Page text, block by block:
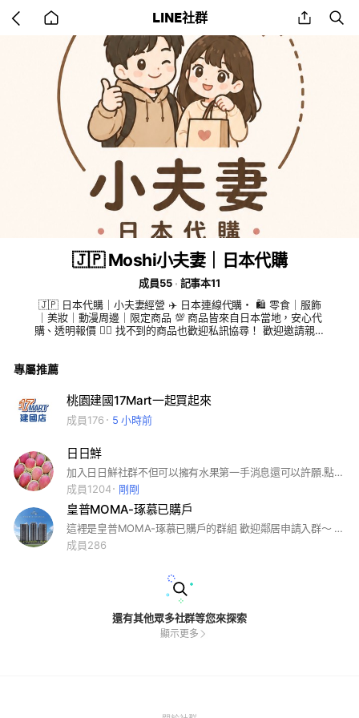
back
to
home
LINE社群 share
🇯🇵 Moshi小夫妻｜日本代購
成員55
記事本11
🇯🇵 日本代購｜小夫妻經營 ✈️ 日本連線代購・ 🛍️ 零食｜服飾
｜美妝｜動漫周邊｜限定商品 💯 商品皆來自日本當地，安心代
購、透明報價 🙋‍♀️ 找不到的商品也歡迎私訊協尋！ 歡迎邀請親朋
專屬推薦
桃園建國17Mart一起買起來
成員176 5 小時前
日日鮮
加入日日鮮社群不但可以擁有水果第一手消息還可以許願.點餐.留貨.偶爾來個群組優惠或週年慶等等..歡迎您加入這個大家庭哦！ 為什麼要創立社群？ 原因1.隱私-因為賴群可以用點頭像的方式去加入別人好友，很容易造成別人的困擾！社群不可以！ 原因2.還是隱私-社群的大頭照以及姓名不用跟著賴走，可以自己設定哦！ 原因3.可容納成員高達5000人，原本的賴群人數限制500人以內！
成員1204
剛剛
皇普MOMA-琢慕已購戶
這裡是皇普MOMA-琢慕已購戶的群組 歡迎鄰居申請入群～ ***未填寫表單者直接刪除入群申請*** 暱稱請加上互別及樓層 例:C9-10 小黃 再麻煩填寫google表單回覆 https://forms.gle/nPsh6vJFAPkuWCsW9 我會逐一審核
成員286
還有其他眾多社群等您來探索
顯示更多